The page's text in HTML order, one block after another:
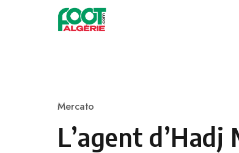
Skip to content
Category
Mercato
L’agent d’Hadj